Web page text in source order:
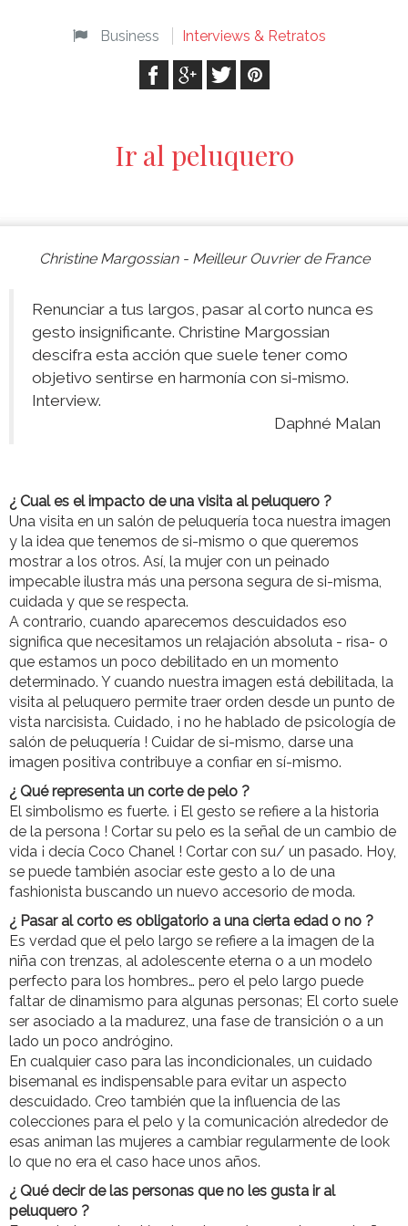
Business Interviews & Retratos
Ir al peluquero
Christine Margossian - Meilleur Ouvrier de France
Renunciar a tus largos, pasar al corto nunca es
gesto insignificante. Christine Margossian
descifra esta acción que suele tener como
objetivo sentirse en harmonía con si-mismo.
Interview.
Daphné Malan
¿ Cual es el impacto de una visita al peluquero ?
Una visita en un salón de peluquería toca nuestra imagen
y la idea que tenemos de si-mismo o que queremos
mostrar a los otros. Así, la mujer con un peinado
impecable ilustra más una persona segura de si-misma,
cuidada y que se respecta.
A contrario, cuando aparecemos descuidados eso
significa que necesitamos un relajación absoluta - risa- o
que estamos un poco debilitado en un momento
determinado. Y cuando nuestra imagen está debilitada, la
visita al peluquero permite traer orden desde un punto de
vista narcisista. Cuidado, ¡ no he hablado de psicología de
salón de peluquería ! Cuidar de si-mismo, darse una
imagen positiva contribuye a confiar en sí-mismo.
¿ Qué representa un corte de pelo ?
El simbolismo es fuerte. ¡ El gesto se refiere a la historia
de la persona ! Cortar su pelo es la señal de un cambio de
vida ¡ decía Coco Chanel ! Cortar con su/ un pasado. Hoy,
se puede también asociar este gesto a lo de una
fashionista buscando un nuevo accesorio de moda.
¿ Pasar al corto es obligatorio a una cierta edad o no ?
Es verdad que el pelo largo se refiere a la imagen de la
niña con trenzas, al adolescente eterna o a un modelo
perfecto para los hombres… pero el pelo largo puede
faltar de dinamismo para algunas personas; El corto suele
ser asociado a la madurez, una fase de transición o a un
lado un poco andrógino.
En cualquier caso para las incondicionales, un cuidado
bisemanal es indispensable para evitar un aspecto
descuidado. Creo también que la influencia de las
colecciones para el pelo y la comunicación alrededor de
esas animan las mujeres a cambiar regularmente de look
lo que no era el caso hace unos años.
¿ Qué decir de las personas que no les gusta ir al
peluquero ?